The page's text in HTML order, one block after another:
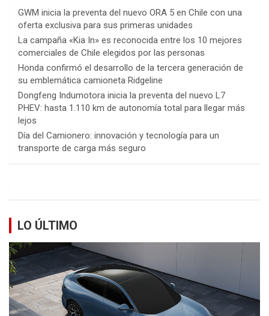
GWM inicia la preventa del nuevo ORA 5 en Chile con una
oferta exclusiva para sus primeras unidades
La campaña «Kia In» es reconocida entre los 10 mejores
comerciales de Chile elegidos por las personas
Honda confirmó el desarrollo de la tercera generación de
su emblemática camioneta Ridgeline
Dongfeng Indumotora inicia la preventa del nuevo L7
PHEV: hasta 1.110 km de autonomía total para llegar más
lejos
Día del Camionero: innovación y tecnología para un
transporte de carga más seguro
LO ÚLTIMO